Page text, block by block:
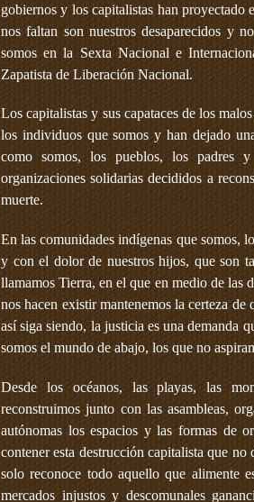
gobiernos y los capitalistas han
nos faltan son nuestros desaparecidos y
somos en la Sexta Nacional e
Zapatista de Liberación Nacional.
Los capitalistas y sus capataces de los
los individuos que somos y han dejado
como somos, los pueblos, los padres
organizaciones solidarias decididos a
muerte.
En las comunidades indígenas que somos,
y con el dolor de nuestros hijos, que son
llamamos Tierra, en el que en medio de las
nos hacen existir mantenemos la certeza
así siga siendo, la justicia es una demanda
somos el mundo de abajo, los que no
Desde los océanos, las playas, las
reconstruimos junto con las asambleas,
autónomas los espacios y las formas de
contener esta destrucción capitalista que
solo reconoce todo aquello que alimente
mercados injustos y descomunales